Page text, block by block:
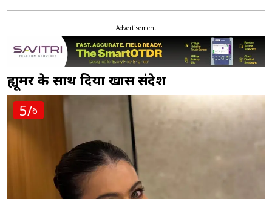
Advertisement
ह्यूमर के साथ दिया खास संदेश
5/6